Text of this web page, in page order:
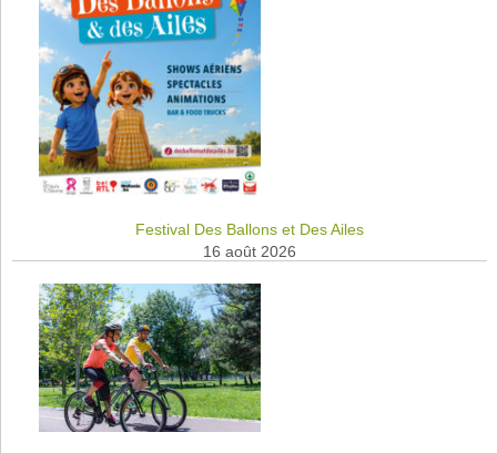
Festival Des Ballons et Des Ailes
16 août 2026